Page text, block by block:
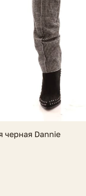
черная Dannie